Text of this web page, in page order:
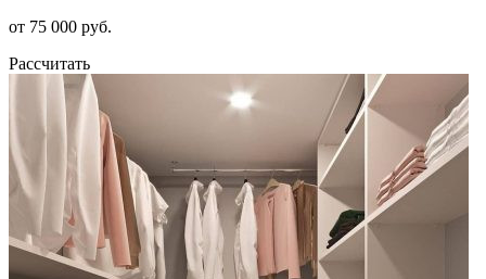
от 75 000 руб.
Рассчитать